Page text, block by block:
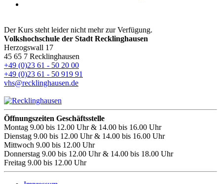
Der Kurs steht leider nicht mehr zur Verfügung.
Volkshochschule der Stadt Recklinghausen
Herzogswall 17
45 65 7 Recklinghausen
+49 (0)23 61 - 50 20 00
+49 (0)23 61 - 50 919 91
vhs@recklinghausen.de
Öffnungszeiten Geschäftsstelle
Montag 9.00 bis 12.00 Uhr & 14.00 bis 16.00 Uhr
Dienstag 9.00 bis 12.00 Uhr & 14.00 bis 16.00 Uhr
Mittwoch 9.00 bis 12.00 Uhr
Donnerstag 9.00 bis 12.00 Uhr & 14.00 bis 18.00 Uhr
Freitag 9.00 bis 12.00 Uhr